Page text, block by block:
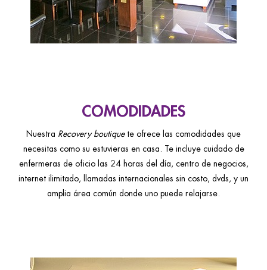
COMODIDADES
Nuestra Recovery boutiquete ofrece las comodidades que
necesitas como su estuvieras en casa. Te incluye cuidado de
enfermeras de oficio las 24 horas del día, centro de negocios,
internet ilimitado, llamadas internacionales sin costo, dvds, y un
amplia área común donde uno puede relajarse.